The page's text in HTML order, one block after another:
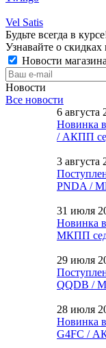
Vel Satis
Будьте всегда в
Узнавайте о
Новости
Новости
Все новости
6 августа
Новинка
/ АКПП
3 августа
PNDA /
31 июля
Новинка
МКПП
29 июля
QQDB /
28 июля
Новинка
G4FC /